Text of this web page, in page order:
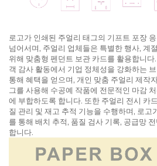
로고가 인쇄된 주얼리 태그의 기프트 포장
넘어서며, 주얼리 업체들은 특별한 행사, 계
위해 맞춤형 펜던트 보관 카드를 활용합니
객 감사 활동에서 기업 정체성을 강화하는
통해 혜택을 얻으며, 개인 맞춤 주얼리 제작
그를 사용해 수공예 작품에 전문적인 마감
에 부합하도록 합니다. 또한 주얼리 전시 카
질 관리 및 재고 추적 기능을 수행하며, 로고
를 통해 배치 추적, 품질 검사 기록, 공급망
합니다.